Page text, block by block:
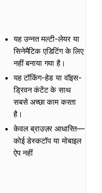
यह उन्नत मल्टी-लेयर या
सिनेमैटिक एडिटिंग के लिए
नहीं बनाया गया है।
यह टॉकिंग-हेड या वॉइस-
ड्रिवन कंटेंट के साथ
सबसे अच्छा काम करता
है।
केवल ब्राउज़र आधारित—
कोई डेस्कटॉप या मोबाइल
ऐप नहीं